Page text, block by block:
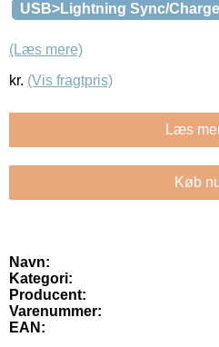
USB>Lightning Sync/
(Læs mere)
kr. (Vis fragtpris)
Læs
Køb
Navn:
Kategori:
Producent:
Varenummer:
EAN: